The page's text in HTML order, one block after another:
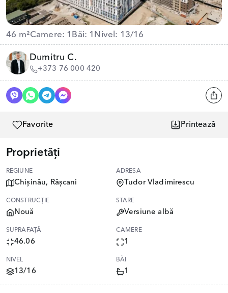
46 m²Camere: 1 Băi: 1 Nivel: 13/16
Dumitru C.
+373 76 000 420
Favorite Printează
Proprietăți
REGIUNE
Chișinău, Râșcani
ADRESA
Tudor Vladimirescu
CONSTRUCȚIE
Nouă
STARE
Versiune albă
SUPRAFAȚĂ
46.06
CAMERE
1
NIVEL
13/16
BĂI
1